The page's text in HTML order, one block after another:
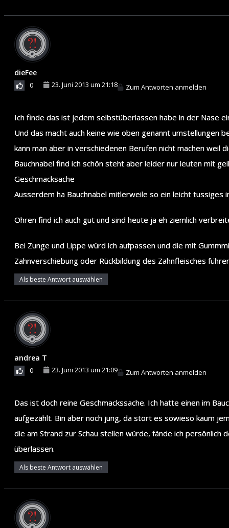
dieFee
0 23. Juni 2013 um 21:18 Zum Antworten anmelden
Ich finde das ist jedem selbstüberlassen habe in der Nase
Und das macht auch keine wie oben genannt umstellungen
kann man aber in verschiedenen Berufen nicht machen weil
Bauchnabel find ich schön steht aber leider nur leuten mit
Geschmacksache
Ausserdem ha Bauchnabel mitlerweile so ein leicht tussiges
Ohren find ich auch gut und sind heute ja eh ziemlich
Bei Zunge und Lippe würd ich aufpassen und die mit
Zahnverschiebung oder Rückbildung des Zahnfleisches
Als beste Antwort auswählen
andrea T
0 23. Juni 2013 um 21:09 Zum Antworten anmelden
Das ist doch reine Geschmackssache. Ich hatte einen im
aufgezählt. Bin aber noch jung, da stört es sowieso kaum
die am Strand zur Schau stellen würde, fände ich
überlassen.
Als beste Antwort auswählen